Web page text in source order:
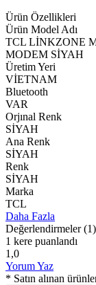
Ürün Özellikleri
Ürün Model Adı
TCL LİNKZONE
MODEM SİYAH
Üretim Yeri
VİETNAM
Bluetooth
VAR
Orjınal Renk
SİYAH
Ana Renk
SİYAH
Renk
SİYAH
Marka
TCL
Daha Fazla
Değerlendirmeler (1)
1 kere puanlandı
1,0
Yorum Yaz
* Satın alınan